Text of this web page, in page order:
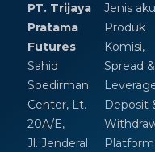
PT. Trijaya
Pratama
Futures
Sahid
Soedirman
Center, Lt.
20A/E,
Jl. Jenderal
Jenis
Produk
Komisi,
Spread &
Deposit
Platform